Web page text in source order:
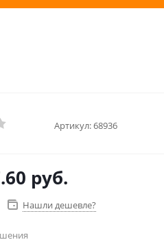
Артикул:68936
руб.
Нашли дешевле?